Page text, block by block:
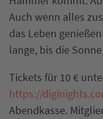
Auch wenn alles
das Leben
lange, bis die
Tickets für 10 €
https://
Abendkasse.